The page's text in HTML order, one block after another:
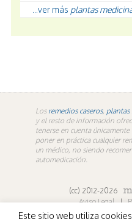
...ver más plantas
Los remedios caseros, plantas
y el resto de información
tenerse en cuenta
poner en práctica cualquier
un médico, no siendo
automedicación.
(cc) 2012-2026
Aviso Legal |
Este sitio web utiliza